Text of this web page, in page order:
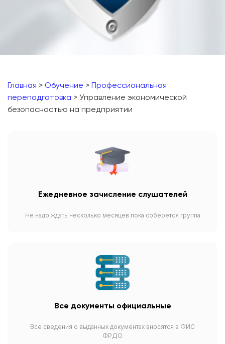
Главная > Обучение >
Профессиональная
переподготовка > Управление экономической
безопасностью на предприятии
Ежедневное зачисление слушателей
Не надо ждать несколько месяцев пока соберется группа
Все документы официальные
Все сведения о выданных документах вносятся в ФИС
ФРДО